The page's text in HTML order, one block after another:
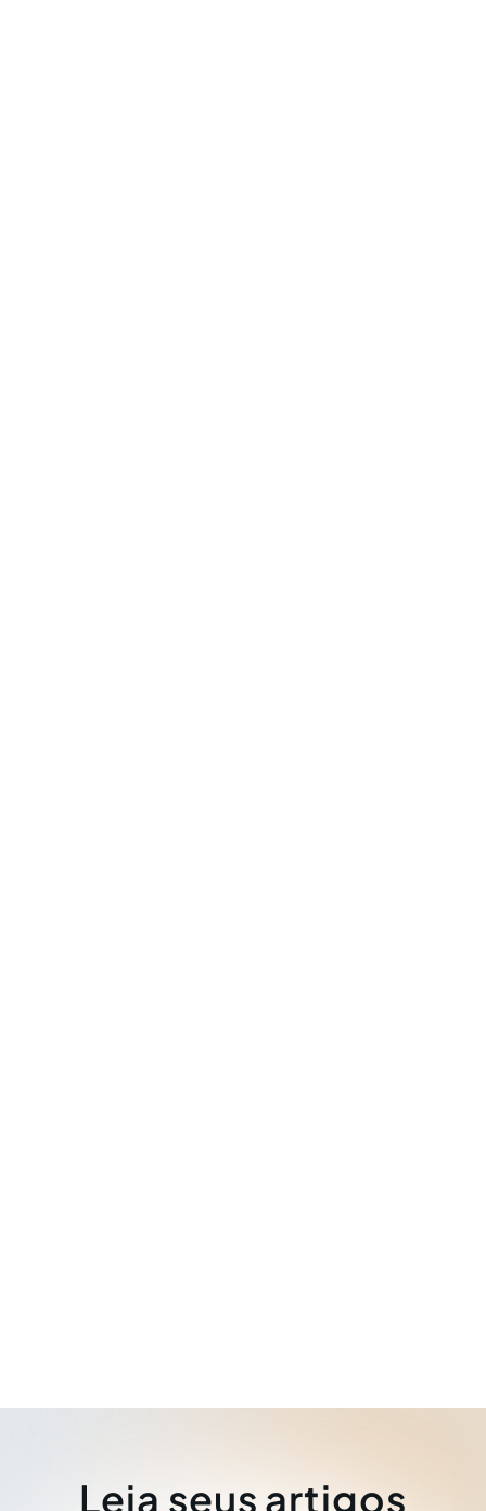
Leia seus artigos